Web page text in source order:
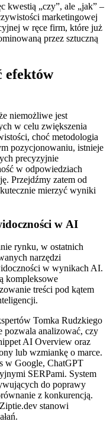
kwestią „czy”, ale „jak” –
marketingowej
w ręce firm, które już
przez sztuczną
efektów
niemożliwe jest
w celu zwiększenia
choć metodologia
pozycjonowaniu, istnieje
precyzyjnie
w odpowiedziach
Przejdźmy zatem od
mierzyć wyniki
w AI
rynku, w ostatnich
narzędzi
w wynikach AI.
kompleksowe
treści pod kątem
Tomka Rudzkiego
pozwala analizować, czy
AI Overview oraz
lub wzmiankę o marce.
w Google, ChatGPT
SERPami. System
do poprawy
z konkurencją.
stanowi